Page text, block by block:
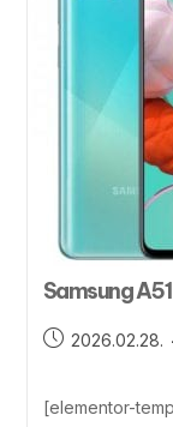
Samsung
2026.02.28.
[elementor-